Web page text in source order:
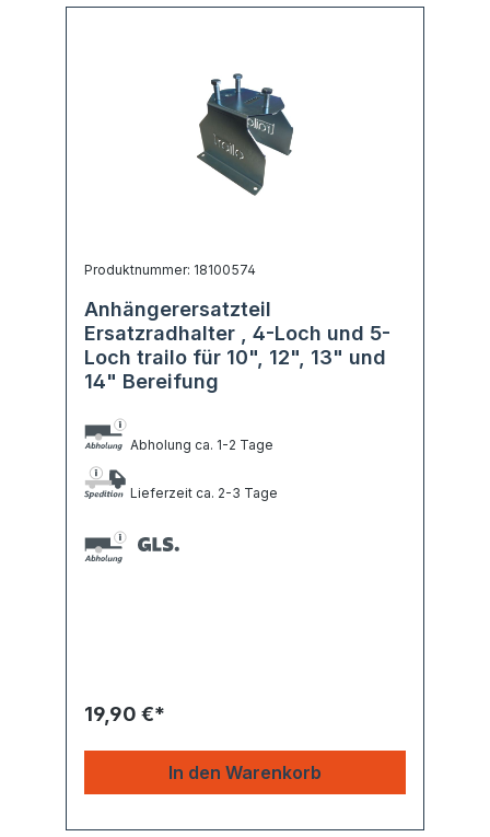
Produktnummer: 18100574
Anhängerersatzteil
Ersatzradhalter , 4-Loch und 5-
Loch trailo für 10", 12", 13" und
14" Bereifung
Abholung ca. 1-2 Tage
Lieferzeit ca. 2-3 Tage
19,90 €*
In den Warenkorb